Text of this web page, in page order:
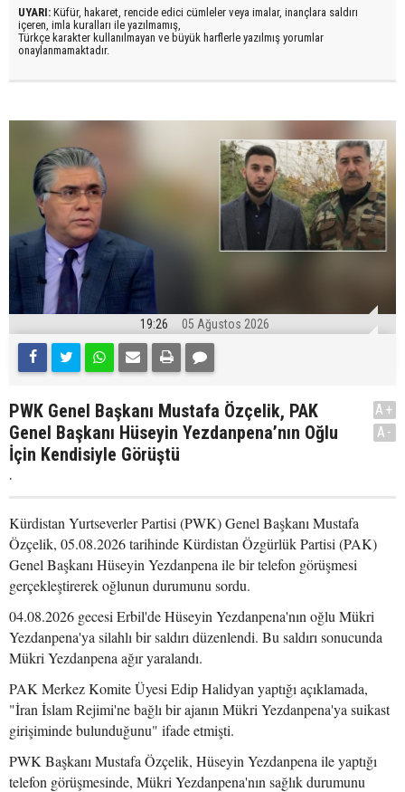
UYARI: Küfür, hakaret, rencide edici cümleler veya imalar, inançlara saldırı
içeren, imla kuralları ile yazılmamış,
Türkçe karakter kullanılmayan ve büyük harflerle yazılmış yorumlar
onaylanmamaktadır.
19:26 05 Ağustos 2026
PWK Genel Başkanı Mustafa Özçelik, PAK
Genel Başkanı Hüseyin Yezdanpena’nın Oğlu
İçin Kendisiyle Görüştü
.
A+
A-
Kürdistan Yurtseverler Partisi (PWK) Genel Başkanı Mustafa
Özçelik, 05.08.2026 tarihinde Kürdistan Özgürlük Partisi (PAK)
Genel Başkanı Hüseyin Yezdanpena ile bir telefon görüşmesi
gerçekleştirerek oğlunun durumunu sordu.
04.08.2026 gecesi Erbil'de Hüseyin Yezdanpena'nın oğlu Mükri
Yezdanpena'ya silahlı bir saldırı düzenlendi. Bu saldırı sonucunda
Mükri Yezdanpena ağır yaralandı.
PAK Merkez Komite Üyesi Edip Halidyan yaptığı açıklamada,
"İran İslam Rejimi'ne bağlı bir ajanın Mükri Yezdanpena'ya suikast
girişiminde bulunduğunu" ifade etmişti.
PWK Başkanı Mustafa Özçelik, Hüseyin Yezdanpena ile yaptığı
telefon görüşmesinde, Mükri Yezdanpena'nın sağlık durumunu